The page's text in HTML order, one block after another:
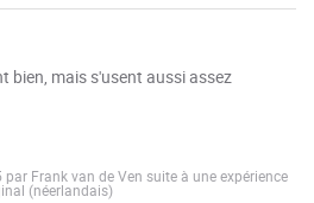
bien, mais s'usent aussi assez
Frank van de Ven suite à une expérience
(néerlandais)